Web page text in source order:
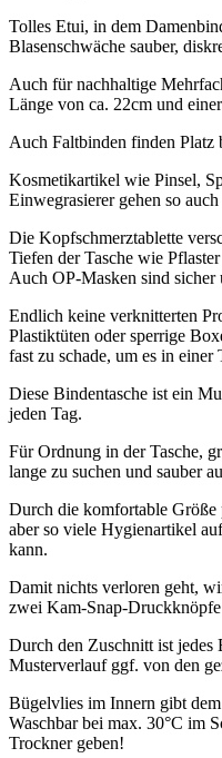
Tolles Etui, in dem
Blasenschwäche sauber,
Auch für nachhaltige
Länge von ca. 22cm und
Auch Faltbinden finden Platz
Kosmetikartikel wie Pinsel,
Einwegrasierer gehen so
Die Kopfschmerztablette
Tiefen der Tasche wie
Auch OP-Masken sind sicher
Endlich keine verknitterten
Plastiktüten oder sperrige
fast zu schade, um es in einer
Diese Bindentasche ist ein
jeden Tag.
Für Ordnung in der Tasche,
lange zu suchen und sauber
Durch die komfortable Größe
aber so viele Hygienartikel
kann.
Damit nichts verloren geht,
zwei Kam-Snap-Druckknöpfe
Durch den Zuschnitt ist
Musterverlauf ggf. von den
Bügelvlies im Innern gibt
Waschbar bei max. 30°C im
Trockner geben!